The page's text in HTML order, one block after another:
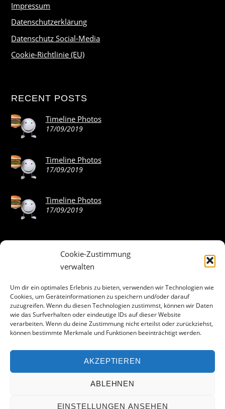
Cookie-Zustimmung
verwalten
Um dir ein optimales Erlebnis zu bieten, verwenden wir Technologien wie
Cookies, um Geräteinformationen zu speichern und/oder darauf
zuzugreifen. Wenn du diesen Technologien zustimmst, können wir Daten
wie das Surfverhalten oder eindeutige IDs auf dieser Website
verarbeiten. Wenn du deine Zustimmung nicht erteilst oder zurückziehst,
können bestimmte Merkmale und Funktionen beeinträchtigt werden.
AKZEPTIEREN
ABLEHNEN
EINSTELLUNGEN ANSEHEN
Impressum
Datenschutzerklärung
Datenschutz Social-Media
Cookie-Richtlinie (EU)
RECENT POSTS
Timeline Photos
17/09/2019
Timeline Photos
17/09/2019
Timeline Photos
17/09/2019
ABOUT THE LANDING THEME…
The Landing theme is a one-page design WordPress theme
that’s focused on getting your audience to follow-through
with your call-to-action. Built to work seamlessly with our
drag & drop Builder plugin, it gives you the ability to
customize the look and feel of your content.